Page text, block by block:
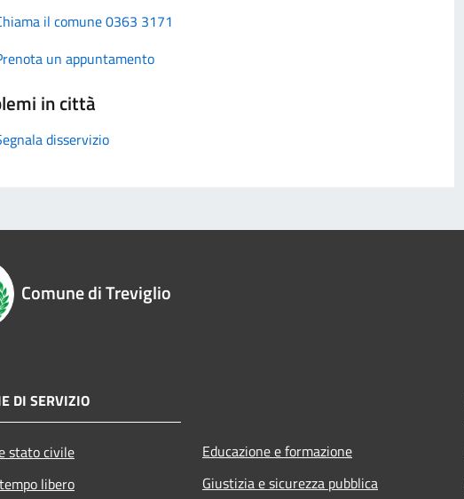
il comune 0363 3171
un appuntamento
in città
disservizio
Comune di Treviglio
DI SERVIZIO
stato civile
libero
Educazione e formazione
Giustizia e sicurezza pubblica